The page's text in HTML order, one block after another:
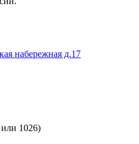
набережная д.17
1026)